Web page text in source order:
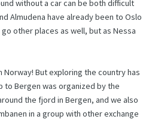
without a car can be both difficult
Almudena have already been to Oslo
other places as well, but as Nessa
Norway! But exploring the country has
to Bergen was organized by the
the fjord in Bergen, and we also
in a group with other exchange